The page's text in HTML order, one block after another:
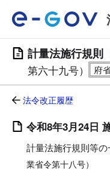
計量法施行規則
第六十九号）
法令改正履歴
令和8年3月24日
計量法施行規則等
業省令第十八号）